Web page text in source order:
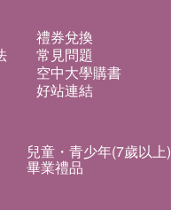
禮券兌換
常見問題
空中大學購書
好站連結
兒童・青少年(7歲以上)
畢業禮品